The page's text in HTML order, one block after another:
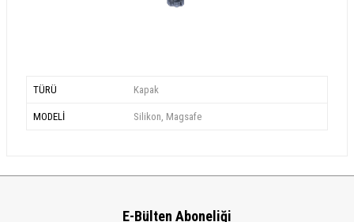
TÜRÜ Kapak
MODELİ Silikon, Magsafe
E-Bülten Aboneliği